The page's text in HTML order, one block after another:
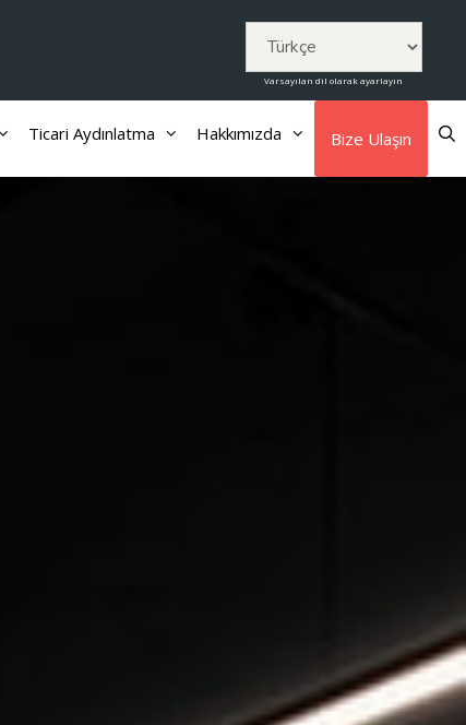
Varsayılan dil olarak ayarlayın
Ticari Aydınlatma Hakkımızda Bize Ulaşın